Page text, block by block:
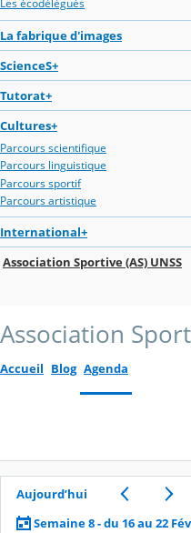
Les écodélégués
La fabrique d'images
ScienceS+
Tutorat+
Cultures+
Parcours scientifique
Parcours linguistique
Parcours sportif
Parcours artistique
International+
Association Sportive (AS) UNSS
Association
Accueil Blog Agenda
Aujourd’hui
Semaine 8 - du 16 au 22